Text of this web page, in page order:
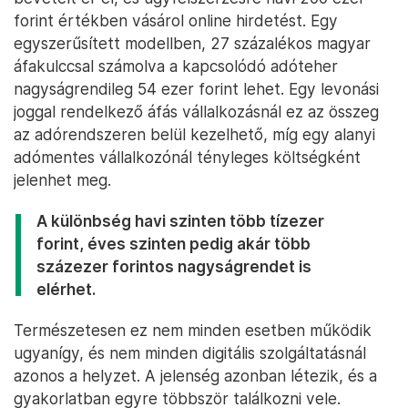
forint értékben vásárol online hirdetést. Egy
egyszerűsített modellben, 27 százalékos magyar
áfakulccsal számolva a kapcsolódó adóteher
nagyságrendileg 54 ezer forint lehet. Egy levonási
joggal rendelkező áfás vállalkozásnál ez az összeg
az adórendszeren belül kezelhető, míg egy alanyi
adómentes vállalkozónál tényleges költségként
jelenhet meg.
A különbség havi szinten több tízezer
forint, éves szinten pedig akár több
százezer forintos nagyságrendet is
elérhet.
Természetesen ez nem minden esetben működik
ugyanígy, és nem minden digitális szolgáltatásnál
azonos a helyzet. A jelenség azonban létezik, és a
gyakorlatban egyre többször találkozni vele.